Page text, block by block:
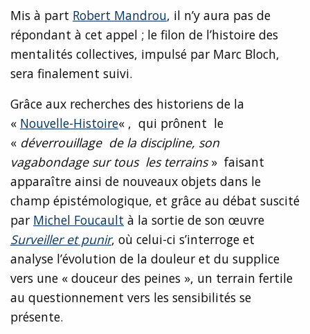
Mis à part Robert Mandrou, il n’y aura pas de
répondant à cet appel ; le filon de l’histoire des
mentalités collectives, impulsé par Marc Bloch,
sera finalement suivi.
Grâce aux recherches des historiens de la
« Nouvelle-Histoire« , qui prônent le
« déverrouillage de la discipline, son
vagabondage sur tous les terrains» faisant
apparaître ainsi de nouveaux objets dans le
champ épistémologique, et grâce au débat suscité
par Michel Foucault à la sortie de son œuvre
Surveiller et punir, où celui-ci s’interroge et
analyse l’évolution de la douleur et du supplice
vers une « douceur des peines », un terrain fertile
au questionnement vers les sensibilités se
présente.